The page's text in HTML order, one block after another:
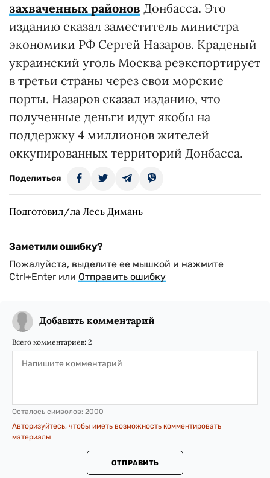
захваченных районов Донбасса. Это
изданию сказал заместитель министра
экономики РФ Сергей Назаров. Краденый
украинский уголь Москва реэкспортирует
в третьи страны через свои морские
порты. Назаров сказал изданию, что
полученные деньги идут якобы на
поддержку 4 миллионов жителей
оккупированных территорий Донбасса.
Поделиться
Подготовил/ла Лесь Димань
Заметили ошибку?
Пожалуйста, выделите ее мышкой и нажмите
Ctrl+Enter или Отправить ошибку
Добавить комментарий
Всего комментариев: 2
Осталось символов: 2000
Авторизуйтесь, чтобы иметь возможность комментировать
материалы
ОТПРАВИТЬ